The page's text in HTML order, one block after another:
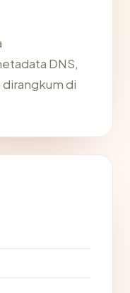
DNS,
dirangkum di